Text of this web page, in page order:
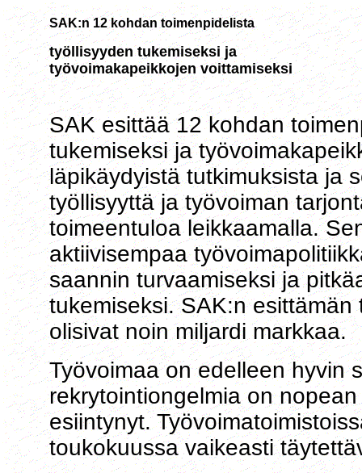
SAK:n 12 kohdan toimenpidelista
työllisyyden tukemiseksi ja
työvoimakapeikkojen voittamiseksi
SAK esittää 12 kohdan
tukemiseksi ja
läpikäydyistä tutkimuksista ja
työllisyyttä ja työvoiman
toimeentuloa leikkaamalla.
aktiivisempaa
saannin turvaamiseksi ja
tukemiseksi. SAK:n
olisivat noin miljardi markkaa.
Työvoimaa on edelleen hyvin
rekrytointiongelmia on
esiintynyt.
toukokuussa vaikeasti